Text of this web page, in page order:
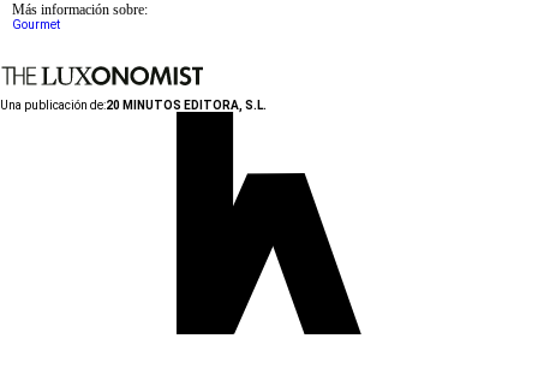
Más información sobre:
Gourmet
Una publicación de:20 MINUTOS EDITORA, S.L.